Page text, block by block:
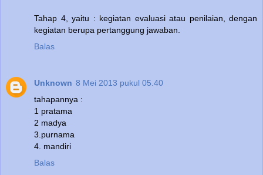
Tahap 4, yaitu : kegiatan evaluasi atau penilaian, dengan
kegiatan berupa pertanggung jawaban.
Balas
Unknown 8 Mei 2013 pukul 05.40
tahapannya :
1 pratama
2 madya
3.purnama
4. mandiri
Balas